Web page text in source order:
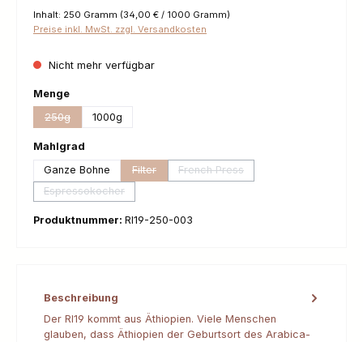
Inhalt: 250 Gramm (34,00 € / 1000 Gramm)
Preise inkl. MwSt. zzgl. Versandkosten
Nicht mehr verfügbar
Mengeauswählen
250g
(Diese Option ist zurzeit nicht verfügbar.)
1000g
Mahlgrad
Ganze Bohne
Filter
(Diese Option ist zurzeit nicht verfügbar.)
French Press
(Diese Option ist zurzeit nicht
Espressokocher
(Diese Option ist zurzeit nicht verfügbar.)
Produktnummer: RI19-250-003
Beschreibung
Der RI19 kommt aus Äthiopien. Viele Menschen
glauben, dass Äthiopien der Geburtsort des Arabica-